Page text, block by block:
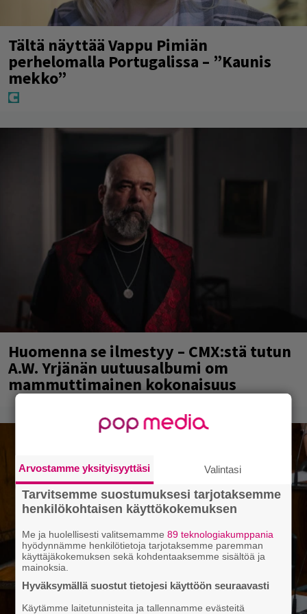
Tältä näyttää Vappu Pimiän
perhelomalla Portugalissa – ”Kaunis
mekko”
Huomenna se ilmestyy – CMX:stä tutun
A.W. Yrjänän uutuusalbumi om
mammuttimainen kokonaisuus
Arvostamme yksityisyyttäsi Valintasi
Tarvitsemme suostumuksesi tarjotaksemme
henkilökohtaisen käyttökokemuksen
Me ja huolellisesti valitsemamme89 teknologiakumppania
hyödynnämme henkilötietoja tarjotaksemme paremman
käyttäjäkokemuksen sekä kohdentaaksemme sisältöä ja
mainoksia.
Hyväksymällä suostut tietojesi käyttöön seuraavasti
Käytämme laitetunnisteita ja tallennamme evästeitä